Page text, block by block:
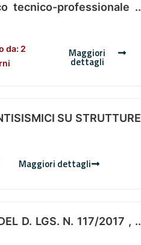
tecnico-professionale ..
da: 2
Maggiori
dettagli
SU STRUTTURE
Maggiori dettagli
D. LGS. N. 117/2017 , ..